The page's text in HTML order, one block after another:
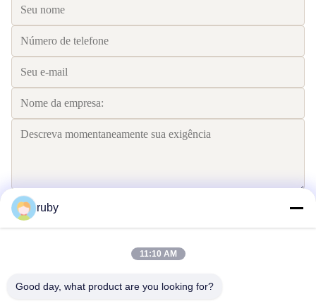
ruby
11:10 AM
Good day, what product are you looking for?